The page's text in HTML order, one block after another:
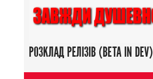
РОЗКЛАД РЕЛІЗІВ (BETA IN DEV)